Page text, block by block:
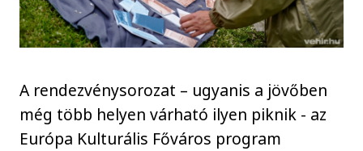
A rendezvénysorozat – ugyanis a jövőben
még több helyen várható ilyen piknik - az
Európa Kulturális Főváros program